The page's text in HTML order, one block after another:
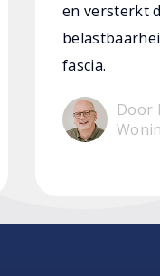
en versterkt
fascia.
Door